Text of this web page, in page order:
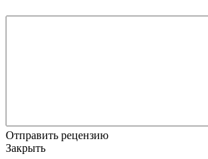
Отправить рецензию
Закрыть